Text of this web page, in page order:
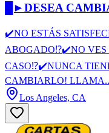
█►DESEA
✔️NO ESTÁS
ABOGADO⁉️✔️NO VES
CASO⁉️✔️NUNCA
CAMBIARLO!
Los Angeles, CA